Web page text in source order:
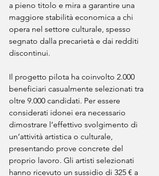
a pieno titolo e mira a garantire una
maggiore stabilità economica a chi
opera nel settore culturale, spesso
segnato dalla precarietà e dai redditi
discontinui.
Il progetto pilota ha coinvolto 2.000
beneficiari casualmente selezionati tra
oltre 9.000 candidati. Per essere
considerati idonei era necessario
dimostrare l’effettivo svolgimento di
un’attività artistica o culturale,
presentando prove concrete del
proprio lavoro. Gli artisti selezionati
hanno ricevuto un sussidio di 325 € a